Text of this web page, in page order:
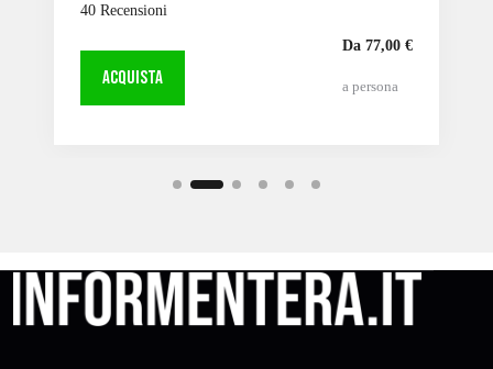
78 Recensioni
ACQUISTA
Da 75,00 €
a persona